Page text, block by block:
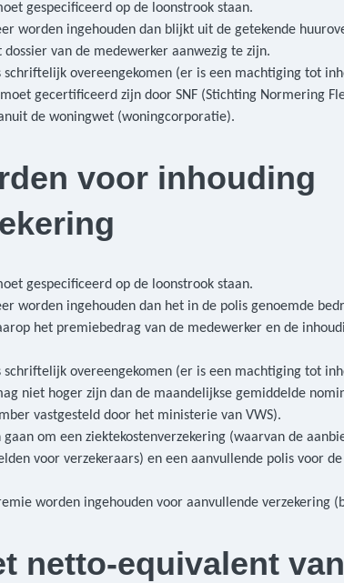
gespecificeerd op de loonstrook staan.
worden ingehouden dan blijkt uit de getekende
van de medewerker aanwezig te zijn.
schriftelijk overeengekomen (er is een machtiging tot
gecertificeerd zijn door SNF (Stichting Normering
de woningwet (woningcorporatie).
voor inhouding
gespecificeerd op de loonstrook staan.
worden ingehouden dan het in de polis genoemde
het premiebedrag van de medewerker en de
schriftelijk overeengekomen (er is een machtiging tot
niet hoger zijn dan de maandelijkse gemiddelde
vastgesteld door het ministerie van VWS).
gaan om een ziektekostenverzekering (waarvan de
voor verzekeraars) en een aanvullende polis voor
worden ingehouden voor aanvullende verzekering
netto-equivalent